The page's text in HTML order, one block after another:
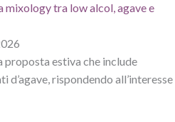
mixology tra low alcol, agave e
proposta estiva che include
rispondendo all’interesse